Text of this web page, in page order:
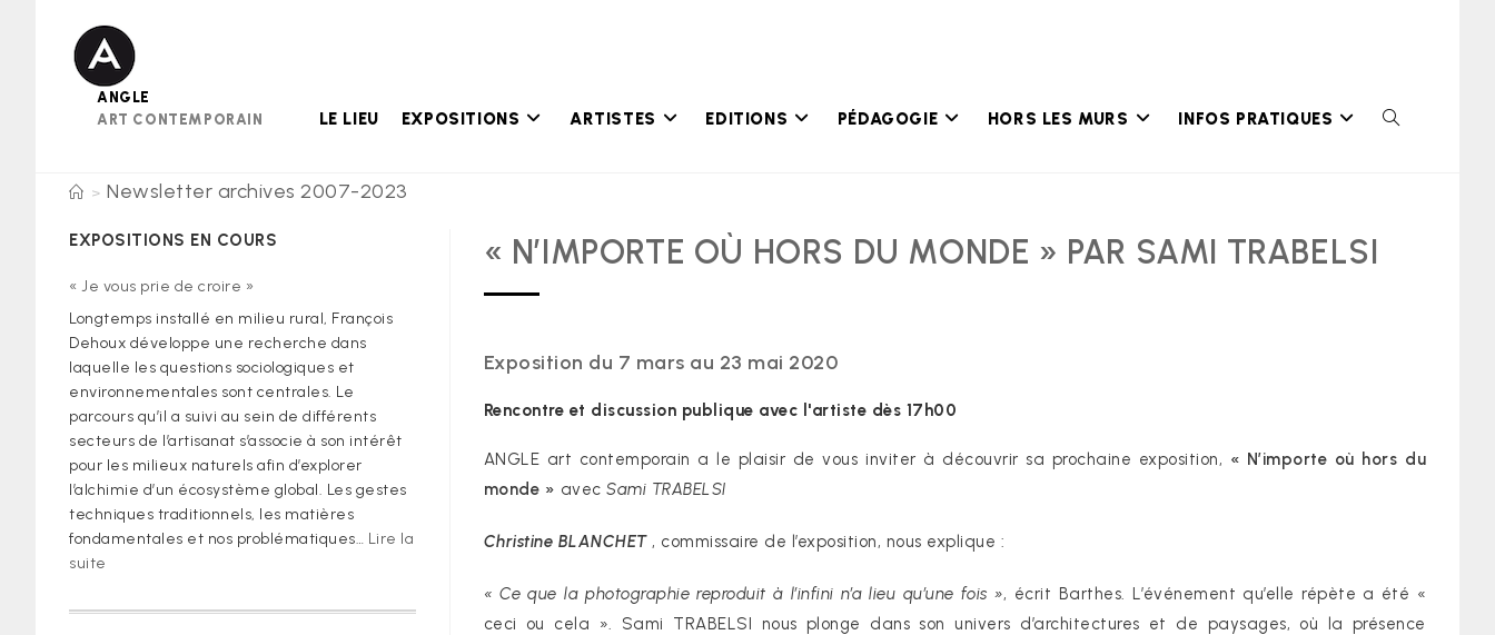
ANGLE
ART CONTEMPORAIN
LE LIEU EXPOSITIONS ARTISTES EDITIONS PÉDAGOGIE HORS LES MURS INFOS PRATIQUES TOGGLE
> Newsletter archives 2007-2023
« N’IMPORTE OÙ HORS DU MONDE » PAR SAMI TRABELSI
Exposition du 7 mars au 23 mai 2020
Rencontre et discussion publique avec l'artiste dès 17h00
ANGLE art contemporain a le plaisir de vous inviter à découvrir sa prochaine exposition, « N’importe où hors du
monde » avecSami TRABELSI
Christine BLANCHET , commissaire de l’exposition, nous explique :
« Ce que la photographie reproduit à l’infini n’a lieu qu’une fois », écrit Barthes. L’événement qu’elle répète a été «
ceci ou cela ». Sami TRABELSI nous plonge dans son univers d’architectures et de paysages, où la présence
EXPOSITIONS EN COURS
« Je vous prie de croire »
Longtemps installé en milieu rural, François
Dehoux développe une recherche dans
laquelle les questions sociologiques et
environnementales sont centrales. Le
parcours qu’il a suivi au sein de différents
secteurs de l’artisanat s’associe à son intérêt
pour les milieux naturels afin d’explorer
l’alchimie d’un écosystème global. Les gestes
techniques traditionnels, les matières
fondamentales et nos problématiques… Lire la
suite
vous